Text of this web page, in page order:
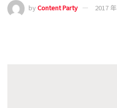
byContent Party 2017